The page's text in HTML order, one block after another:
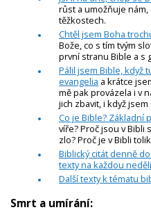
růst a umožňuje nám,
těžkostech.
Chtěl jsem Boha
Bože, co s tím tvým
první stranu Bible a s
Pálil jsem Bible, když
evangelia a krátce
mě pak provázela i v
jich zbavit, i když
Co je Bible? Základní
víře? Proč jsou v Bibli
zlo? Proč je v Bibli
Biblický citát denně
texty na každou
Další texty k tématu
Smrt a umírání: